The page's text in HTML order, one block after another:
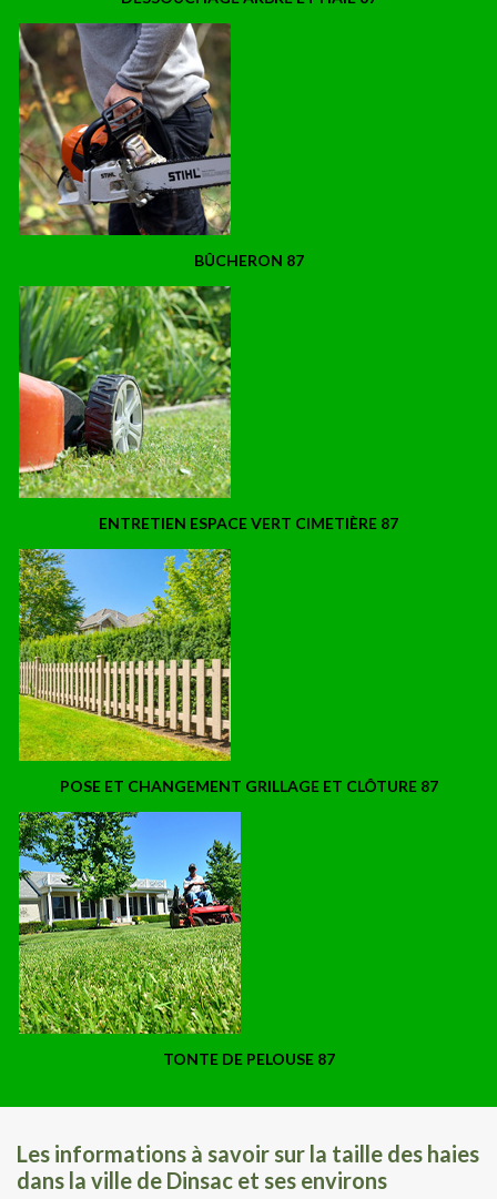
BÛCHERON 87
ENTRETIEN ESPACE VERT CIMETIÈRE 87
POSE ET CHANGEMENT GRILLAGE ET CLÔTURE 87
TONTE DE PELOUSE 87
Les informations à savoir sur la taille des haies
dans la ville de Dinsac et ses environs